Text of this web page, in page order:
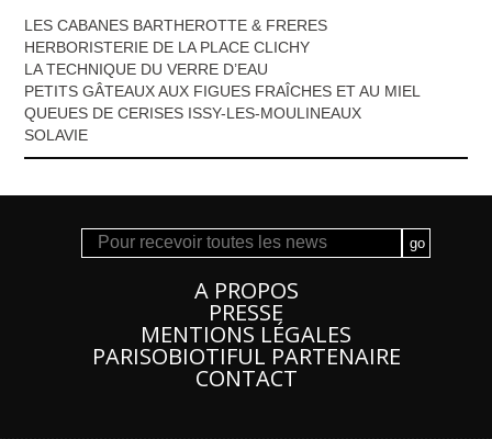
LES CABANES BARTHEROTTE & FRERES
HERBORISTERIE DE LA PLACE CLICHY
LA TECHNIQUE DU VERRE D’EAU
PETITS GÂTEAUX AUX FIGUES FRAÎCHES ET AU MIEL
QUEUES DE CERISES ISSY-LES-MOULINEAUX
SOLAVIE
A PROPOS
PRESSE
MENTIONS LÉGALES
PARISOBIOTIFUL PARTENAIRE
CONTACT